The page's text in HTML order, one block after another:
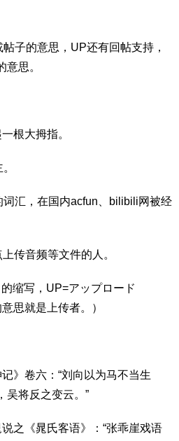
子的意思，UP还有回帖支持，
思。
根大拇指。
汇，在国内acfun、bilibili网被经
传音频等文件的人。
缩写，UP=アップロード
思就是上传者。）
》卷六：“刘向以为马不当生
吴将反之变云。”
之《晁氏客语》：“张乖崖戏语